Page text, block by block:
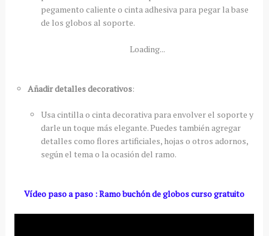
pegamento caliente o cinta adhesiva para pegar la base
de los globos al soporte.
Loading...
Añadir detalles decorativos:
Usa cintilla o cinta decorativa para envolver el soporte y
darle un toque más elegante. Puedes también agregar
detalles como flores artificiales, hojas o otros adornos,
según el tema o la ocasión del ramo.
Vídeo paso a paso : Ramo buchón de globos curso gratuito